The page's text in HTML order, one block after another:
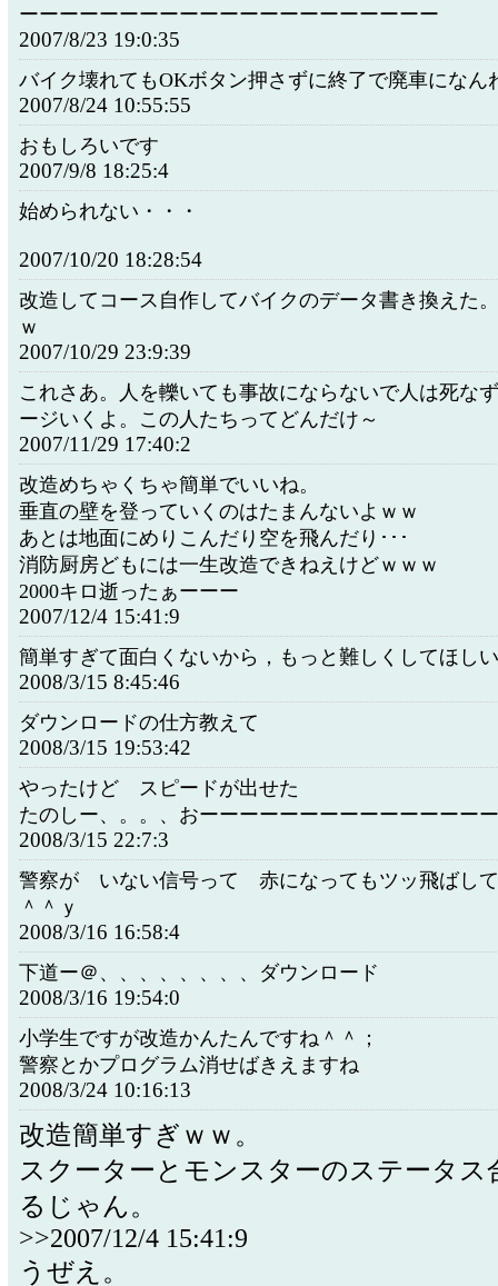
ーーーーーーーーーーーーーーーーーーーーー
2007/8/23 19:0:35
バイク壊れてもOKボタン押さずに終了で廃車になん
2007/8/24 10:55:55
おもしろいです
2007/9/8 18:25:4
始められない・・・
2007/10/20 18:28:54
改造してコース自作してバイクのデータ書き換えた
ｗ
2007/10/29 23:9:39
これさあ。人を轢いても事故にならないで人は死な
ージいくよ。この人たちってどんだけ～
2007/11/29 17:40:2
改造めちゃくちゃ簡単でいいね。
垂直の壁を登っていくのはたまんないよｗｗ
あとは地面にめりこんだり空を飛んだり･･･
消防厨房どもには一生改造できねえけどｗｗｗ
2000キロ逝ったぁーーー
2007/12/4 15:41:9
簡単すぎて面白くないから，もっと難しくしてほしい
2008/3/15 8:45:46
ダウンロードの仕方教えて
2008/3/15 19:53:42
やったけど スピードが出せた
たのしー、。。、おーーーーーーーーーーーーーーー
2008/3/15 22:7:3
警察が いない信号って 赤になってもツッ飛ばし
＾＾ｙ
2008/3/16 16:58:4
下道ー＠、、、、、、、、ダウンロード
2008/3/16 19:54:0
小学生ですが改造かんたんですね＾＾；
警察とかプログラム消せばきえますね
2008/3/24 10:16:13
改造簡単すぎｗｗ。
スクーターとモンスターのステータス
るじゃん。
>>2007/12/4 15:41:9
うぜえ。